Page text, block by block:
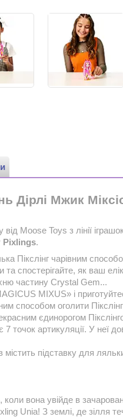
Дірлі Мжик
Moose Toys з лінії
Pixlings.
Пікслінг чарівним
та спостерігайте, як ваш
частину Crystal Gem...
MIXUS» і
способом оголити
єдинорогом
точок артикуляції. У неї
містить підставку для
вона увійде в
Unia! З землі, де зілля